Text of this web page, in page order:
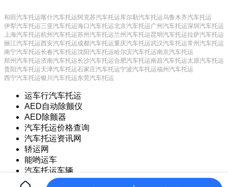
和田汽车托运喀什汽车托运阿克苏汽车托运库尔勒汽车托运乌鲁木齐汽车托运
伊犁汽车托运三亚汽车托运海口汽车托运北京汽车托运广州汽车托运深圳汽车托运
上海汽车托运杭州汽车托运苏州汽车托运兰州汽车托运昆明汽车托运拉萨汽车托运
丽江汽车托运西安汽车托运成都汽车托运重庆汽车托运武汉汽车托运常州汽车托运
南宁汽车托运长春汽车托运沈阳汽车托运哈尔滨汽车托运南京汽车托运
郑州汽车托运济南汽车托运长沙汽车托运合肥汽车托运南昌汽车托运太原汽车托运
贵阳汽车托运天津汽车托运石家庄汽车托运宁波汽车托运福州汽车托运
西宁汽车托运银川汽车托运东莞汽车托运
运车行汽车托运
AED自动除颤仪
AED除颤器
汽车托运价格查询
汽车托运资讯网
轿运网
能哟运车
汽车托运车辆